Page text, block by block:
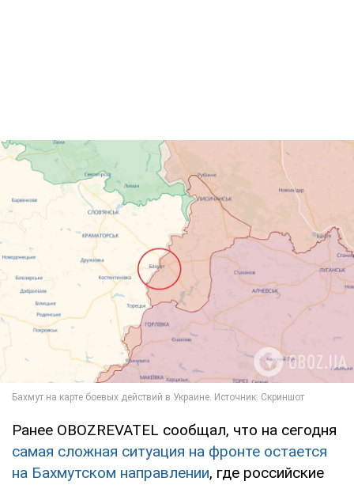
Ранее OBOZREVATEL сообщал, что на сегодня
самая сложная ситуация на фронте остается
на Бахмутском направлении, где российские